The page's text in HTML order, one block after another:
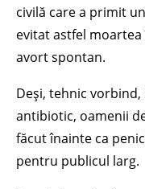
civilă care a primit
evitat astfel
avort spontan.
Deși, tehnic
antibiotic, oamenii
făcut înainte ca
pentru publicul larg.